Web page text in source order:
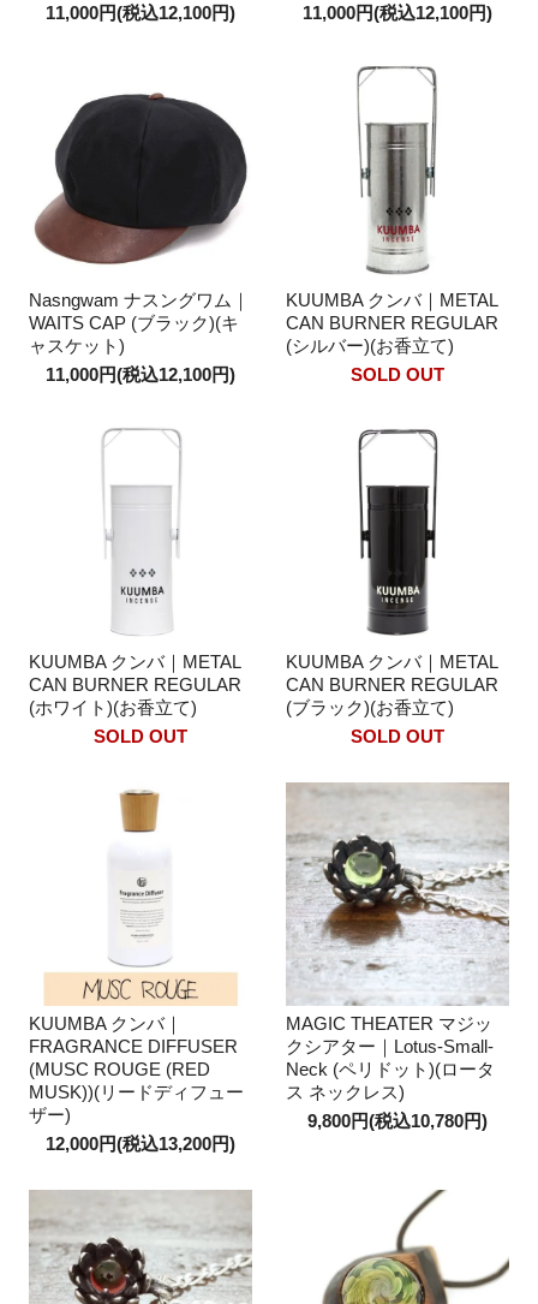
11,000円(税込12,100円)
11,000円(税込12,100円)
Nasngwam ナスングワム｜
WAITS CAP (ブラック)(キ
ャスケット)
11,000円(税込12,100円)
KUUMBA クンバ｜METAL
CAN BURNER REGULAR
(シルバー)(お香立て)
SOLD OUT
KUUMBA クンバ｜METAL
CAN BURNER REGULAR
(ホワイト)(お香立て)
SOLD OUT
KUUMBA クンバ｜METAL
CAN BURNER REGULAR
(ブラック)(お香立て)
SOLD OUT
KUUMBA クンバ｜
FRAGRANCE DIFFUSER
(MUSC ROUGE (RED
MUSK))(リードディフュー
ザー)
12,000円(税込13,200円)
MAGIC THEATER マジッ
クシアター｜Lotus-Small-
Neck (ペリドット)(ロータ
ス ネックレス)
9,800円(税込10,780円)